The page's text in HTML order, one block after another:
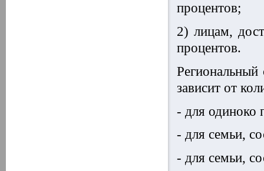
процентов;
2) лицам,
процентов.
зависит от
- для
- для семьи,
- для семьи,